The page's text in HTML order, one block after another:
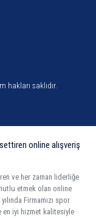
hakları saklıdır.
online alışveriş
ve her zaman liderliğe
etmek olan online
Firmamızı spor
en iyi hizmet kalitesiyle